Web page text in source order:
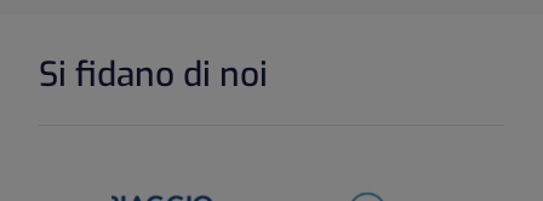
Si fidano di noi